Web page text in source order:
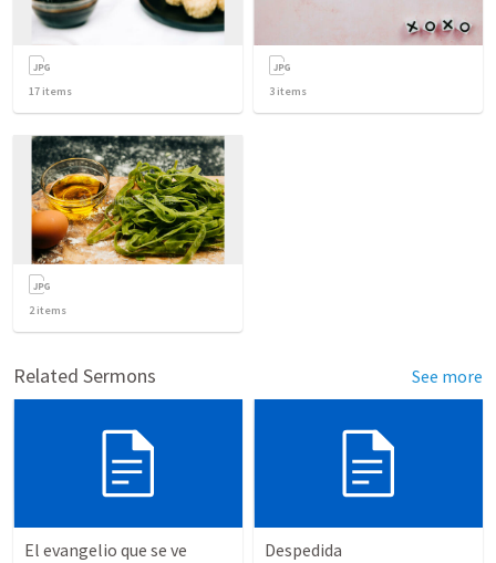
17 items 3 items
2items
Related Sermons See more
El evangelio que se ve Despedida